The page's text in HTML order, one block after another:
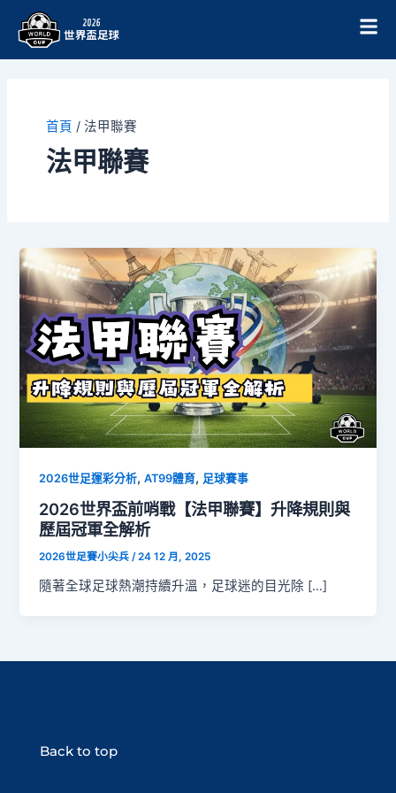
首頁 / 法甲聯賽
法甲聯賽
2026世足運彩分析,AT99體育, 足球賽事
2026世界盃前哨戰【法甲聯賽】升降規則與
歷屆冠軍全解析
2026世足賽小尖兵/24 12 月, 2025
隨著全球足球熱潮持續升溫，足球迷的目光除 […]
Back to top